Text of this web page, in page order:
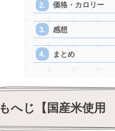
価格・カロリー
感想
まとめ
もへじ【国産米使用